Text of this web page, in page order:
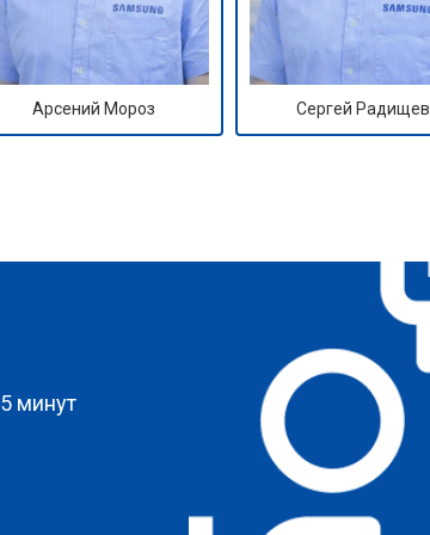
Арсений Мороз Сергей Радищев
минут